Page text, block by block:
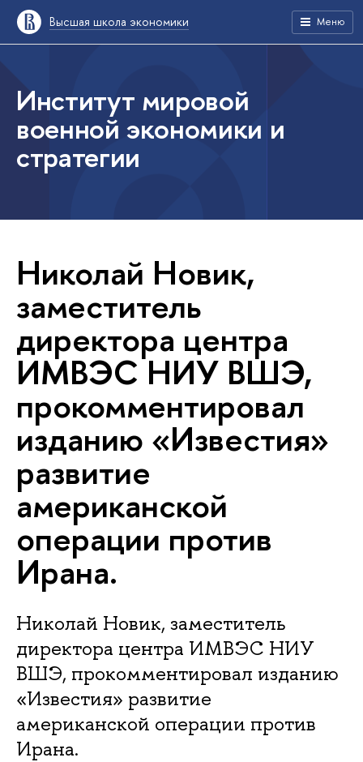
Высшая школа экономики Меню
Институт мировой
военной экономики и
стратегии
Николай Новик,
заместитель
директора центра
ИМВЭС НИУ ВШЭ,
прокомментировал
изданию «Известия»
развитие
американской
операции против
Ирана.
Николай Новик, заместитель
директора центра ИМВЭС НИУ
ВШЭ, прокомментировал изданию
«Известия» развитие
американской операции против
Ирана.